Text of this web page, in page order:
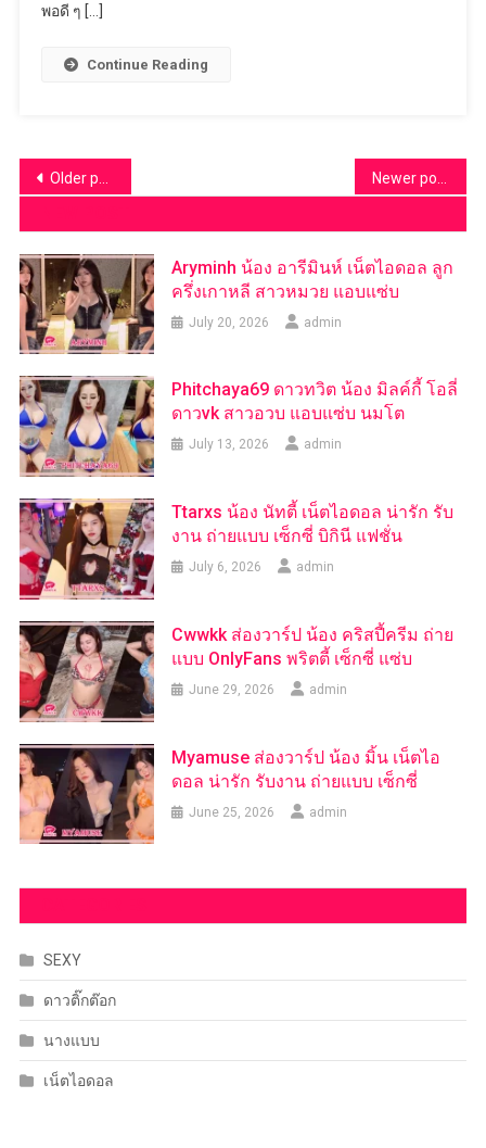
พอดี ๆ […]
Continue Reading
Posts
Older posts
Aryminh น้อง อารีมินห์ เน็ตไอดอล ลูก
ครึ่งเกาหลี สาวหมวย แอบแซ่บ
July 20, 2026 admin
Phitchaya69 ดาวทวิต น้อง มิลค์กี้ โอลี่
ดาวvk สาวอวบ แอบแซ่บ นมโต
July 13, 2026 admin
Ttarxs น้อง นัทตี้ เน็ตไอดอล น่ารัก รับ
งาน ถ่ายแบบ เซ็กซี่ บิกินี แฟชั่น
July 6, 2026 admin
Cwwkk ส่องวาร์ป น้อง คริสปี้ครีม ถ่าย
แบบ OnlyFans พริตตี้ เซ็กซี่ แซ่บ
June 29, 2026 admin
Myamuse ส่องวาร์ป น้อง มิ้น เน็ตไอ
ดอล น่ารัก รับงาน ถ่ายแบบ เซ็กซี่
June 25, 2026 admin
SEXY
ดาวติ๊กต๊อก
นางแบบ
เน็ตไอดอล